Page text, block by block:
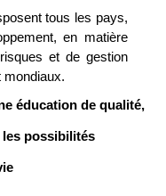
tous les pays,
en matière
et de gestion
mondiaux.
éducation de qualité,
les possibilités